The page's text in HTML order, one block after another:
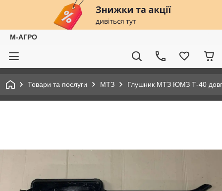
М-АГРО
Товари та послуги МТЗ Глушник МТЗ ЮМЗ Т-40